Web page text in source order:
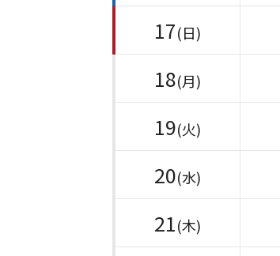
17(日)
18(月)
19(火)
20(水)
21(木)